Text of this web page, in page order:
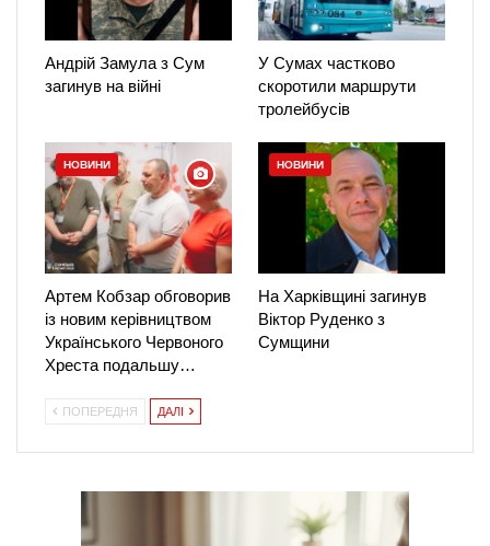
Андрій Замула з Сум
загинув на війні
У Сумах частково
скоротили маршрути
тролейбусів
НОВИНИ
Артем Кобзар обговорив
із новим керівництвом
Українського Червоного
Хреста подальшу…
НОВИНИ
На Харківщині загинув
Віктор Руденко з
Сумщини
ПОПЕРЕДНЯ ДАЛІ